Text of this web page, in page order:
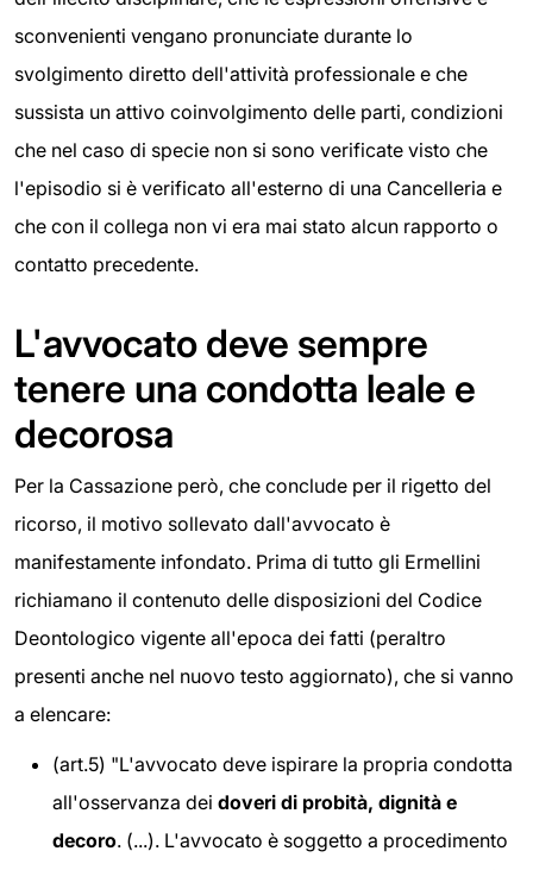
sconvenienti vengano pronunciate durante lo
svolgimento diretto dell'attività professionale e che
sussista un attivo coinvolgimento delle parti, condizioni
che nel caso di specie non si sono verificate visto che
l'episodio si è verificato all'esterno di una Cancelleria e
che con il collega non vi era mai stato alcun rapporto o
contatto precedente.
L'avvocato deve sempre
tenere una condotta leale e
decorosa
Per la Cassazione però, che conclude per il rigetto del
ricorso, il motivo sollevato dall'avvocato è
manifestamente infondato. Prima di tutto gli Ermellini
richiamano il contenuto delle disposizioni del Codice
Deontologico vigente all'epoca dei fatti (peraltro
presenti anche nel nuovo testo aggiornato), che si vanno
a elencare:
(art.5) "L'avvocato deve ispirare la propria condotta
all'osservanza dei doveri di probità, dignità e
decoro. (...). L'avvocato è soggetto a procedimento